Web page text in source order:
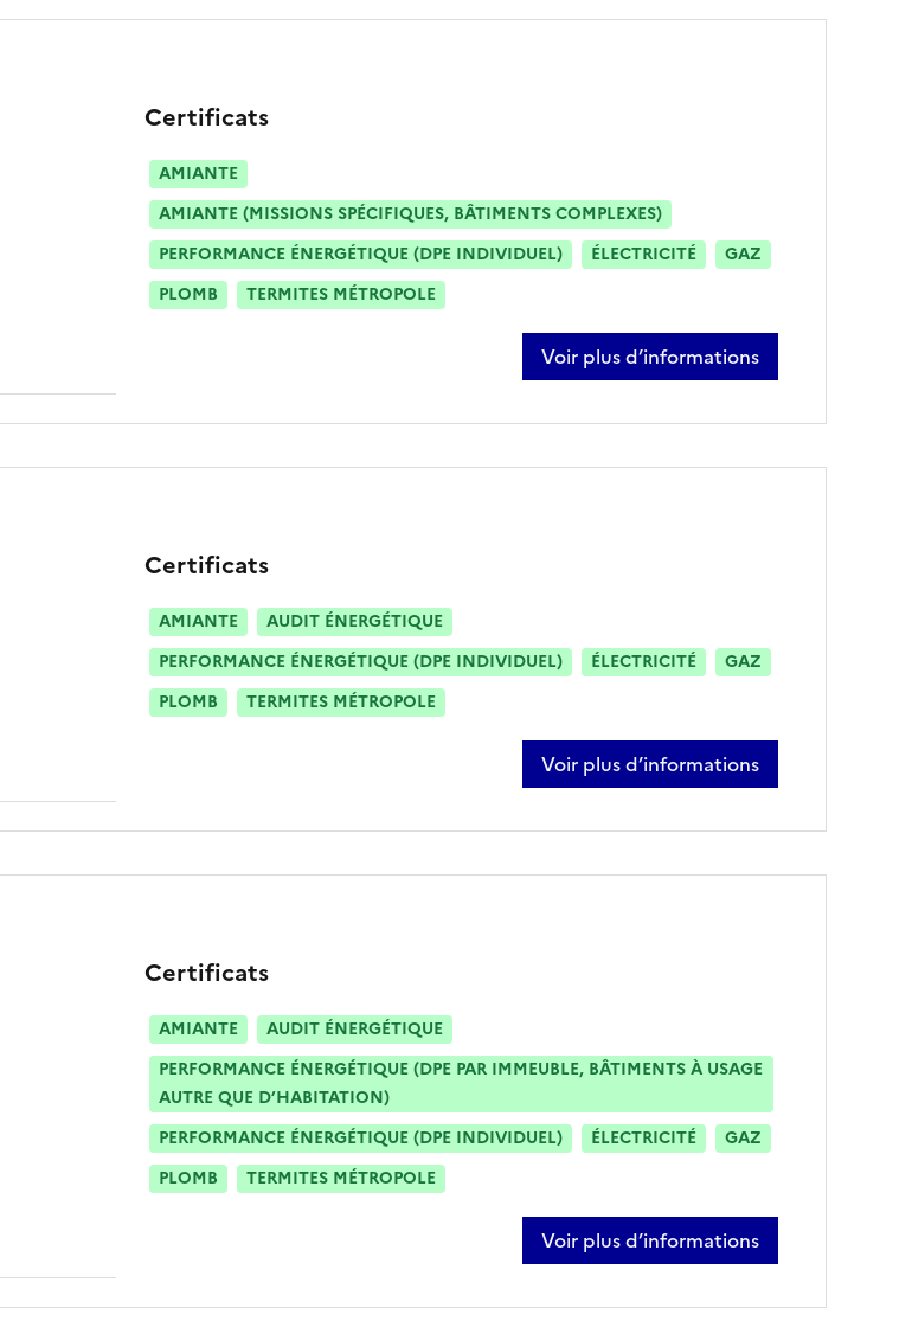
Certificats
AMIANTE
AMIANTE (MISSIONS SPÉCIFIQUES, BÂTIMENTS COMPLEXES)
PERFORMANCE ÉNERGÉTIQUE (DPE INDIVIDUEL)
ÉLECTRICITÉ
GAZ
PLOMB
TERMITES MÉTROPOLE
Voir plus d’informations
sur mathieu eclancher
Certificats
AMIANTE
AUDIT ÉNERGÉTIQUE
PERFORMANCE ÉNERGÉTIQUE (DPE INDIVIDUEL)
ÉLECTRICITÉ
GAZ
PLOMB
TERMITES MÉTROPOLE
Voir plus d’informations
sur marc bregere
Certificats
AMIANTE
AUDIT ÉNERGÉTIQUE
PERFORMANCE ÉNERGÉTIQUE (DPE PAR IMMEUBLE, BÂTIMENTS À USAGE
AUTRE QUE D’HABITATION)
PERFORMANCE ÉNERGÉTIQUE (DPE INDIVIDUEL)
ÉLECTRICITÉ
GAZ
PLOMB
TERMITES MÉTROPOLE
Voir plus d’informations
sur jérémy denuel